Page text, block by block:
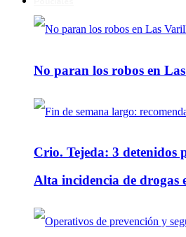
No paran los robos en
Crio. Tejeda: 3 detenidos
Alta incidencia de drogas